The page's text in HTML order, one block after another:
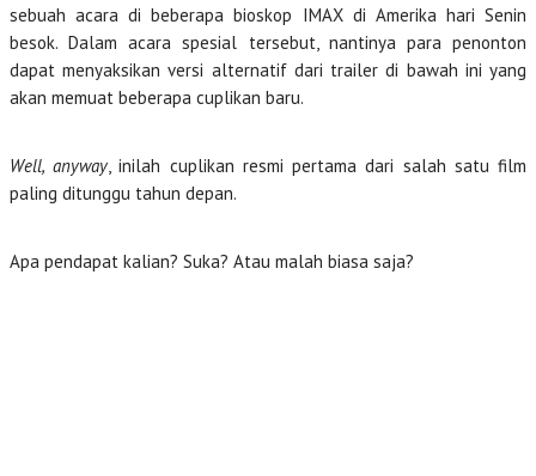
sebuah acara di beberapa bioskop IMAX di Amerika hari Senin
besok. Dalam acara spesial tersebut, nantinya para penonton
dapat menyaksikan versi alternatif dari trailer di bawah ini yang
akan memuat beberapa cuplikan baru.
Well, anyway, inilah cuplikan resmi pertama dari salah satu film
paling ditunggu tahun depan.
Apa pendapat kalian? Suka? Atau malah biasa saja?